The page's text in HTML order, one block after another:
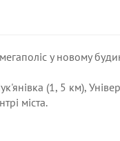
у новому
(1, 5 км),
міста.